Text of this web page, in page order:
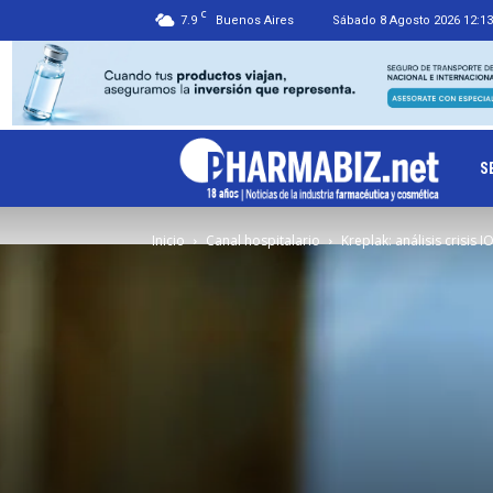
7.9 C Buenos Aires Sábado 8 Agosto 2026 12:13
Inicio Canal hospitalario Kreplak: análisis crisis